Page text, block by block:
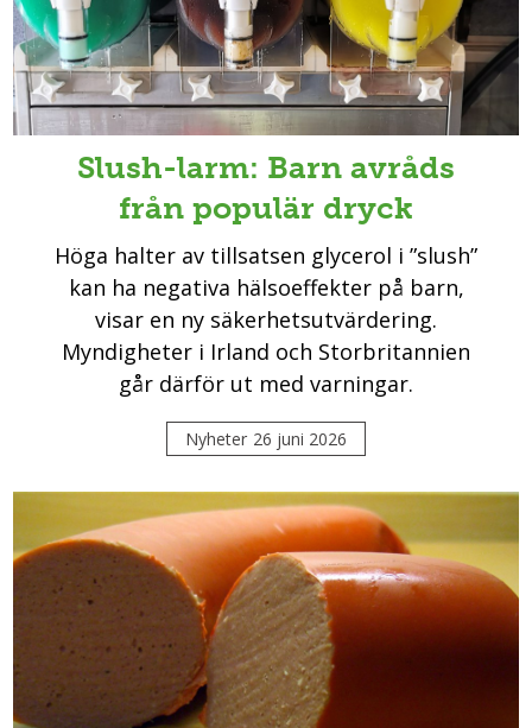
Slush-larm: Barn avråds
från populär dryck
Höga halter av tillsatsen glycerol i ”slush”
kan ha negativa hälsoeffekter på barn,
visar en ny säkerhetsutvärdering.
Myndigheter i Irland och Storbritannien
går därför ut med varningar.
Nyheter 26 juni 2026